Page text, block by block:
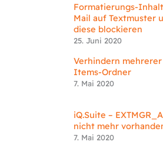
Formatierungs-
Mail auf Textmuster
diese blockieren
25. Juni 2020
Verhindern
Items-Ordner
7. Mai 2020
iQ.Suite –
nicht mehr
7. Mai 2020